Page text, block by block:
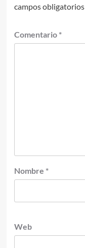
campos
Comentario *
Nombre *
Web